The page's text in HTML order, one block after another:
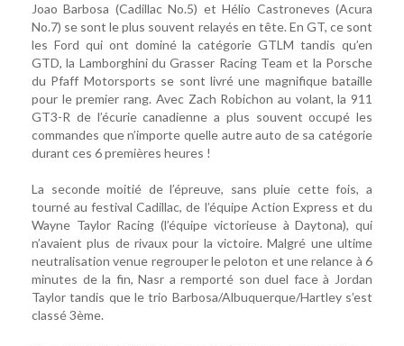
Joao Barbosa (Cadillac No.5) et Hélio Castroneves (Acura
No.7) se sont le plus souvent relayés en tête. En GT, ce sont
les Ford qui ont dominé la catégorie GTLM tandis qu’en
GTD, la Lamborghini du Grasser Racing Team et la Porsche
du Pfaff Motorsports se sont livré une magnifique bataille
pour le premier rang. Avec Zach Robichon au volant, la 911
GT3-R de l’écurie canadienne a plus souvent occupé les
commandes que n’importe quelle autre auto de sa catégorie
durant ces 6 premières heures !
La seconde moitié de l’épreuve, sans pluie cette fois, a
tourné au festival Cadillac, de l’équipe Action Express et du
Wayne Taylor Racing (l’équipe victorieuse à Daytona), qui
n’avaient plus de rivaux pour la victoire. Malgré une ultime
neutralisation venue regrouper le peloton et une relance à 6
minutes de la fin, Nasr a remporté son duel face à Jordan
Taylor tandis que le trio Barbosa/Albuquerque/Hartley s’est
classé 3ème.